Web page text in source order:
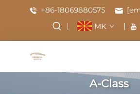
+86-18069880575
MK
A-Class